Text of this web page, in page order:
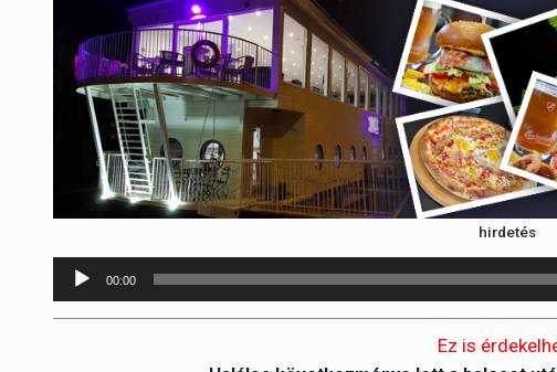
hirdetés
Audió
lejátszó
00:00
Ez is